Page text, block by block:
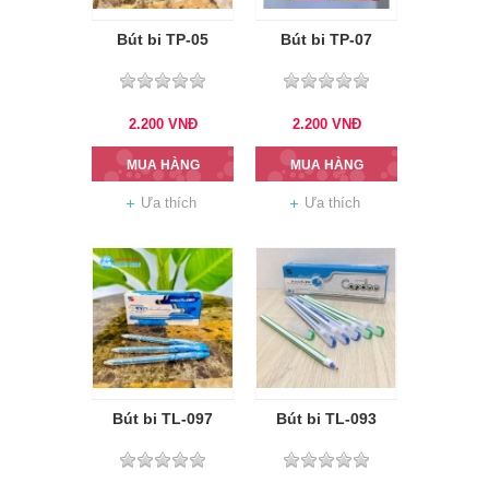
Bút bi TP-05
2.200 VNĐ
MUA HÀNG
Ưa thích
Bút bi TP-07
2.200 VNĐ
MUA HÀNG
Ưa thích
Bút bi TL-097 Bút bi TL-093